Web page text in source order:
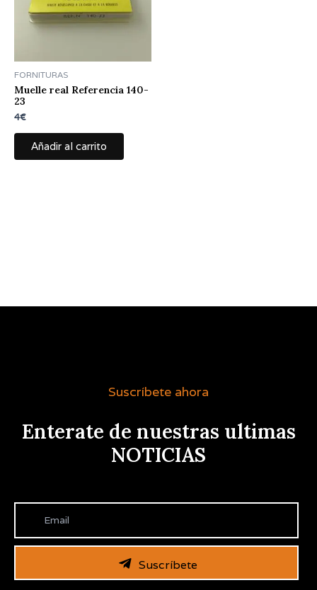
FORNITURAS
Muelle real Referencia 140-
23
4€
Añadir al carrito
Suscríbete ahora
Enterate de nuestras ultimas
NOTICIAS
Suscríbete